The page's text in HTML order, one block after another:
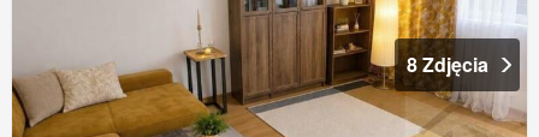
8 Zdjęcia